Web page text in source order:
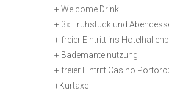
+ Welcome Drink
+ 3x Frühstück und
+ freier Eintritt ins
+ Bademantelnutzung
+ freier Eintritt Casino
+Kurtaxe